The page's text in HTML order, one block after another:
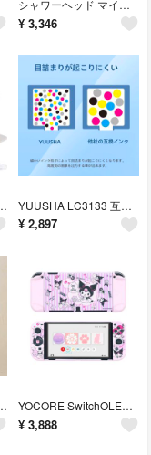
シャワーヘッド マイクロナノバブル 【業界トップモデル登場 塩素除去・6段階水流
¥ 3,346
13インチ M1 M2用】ピタ YUUSHA LC3133 互換インクカートリッジ Brother ブラザー用イ
¥ 2,897
風呂 風呂 洗面所 収納 バスラ YOCORE SwitchOLEDカバー 有機EL型カバー イチゴ遊園地
¥ 3,888